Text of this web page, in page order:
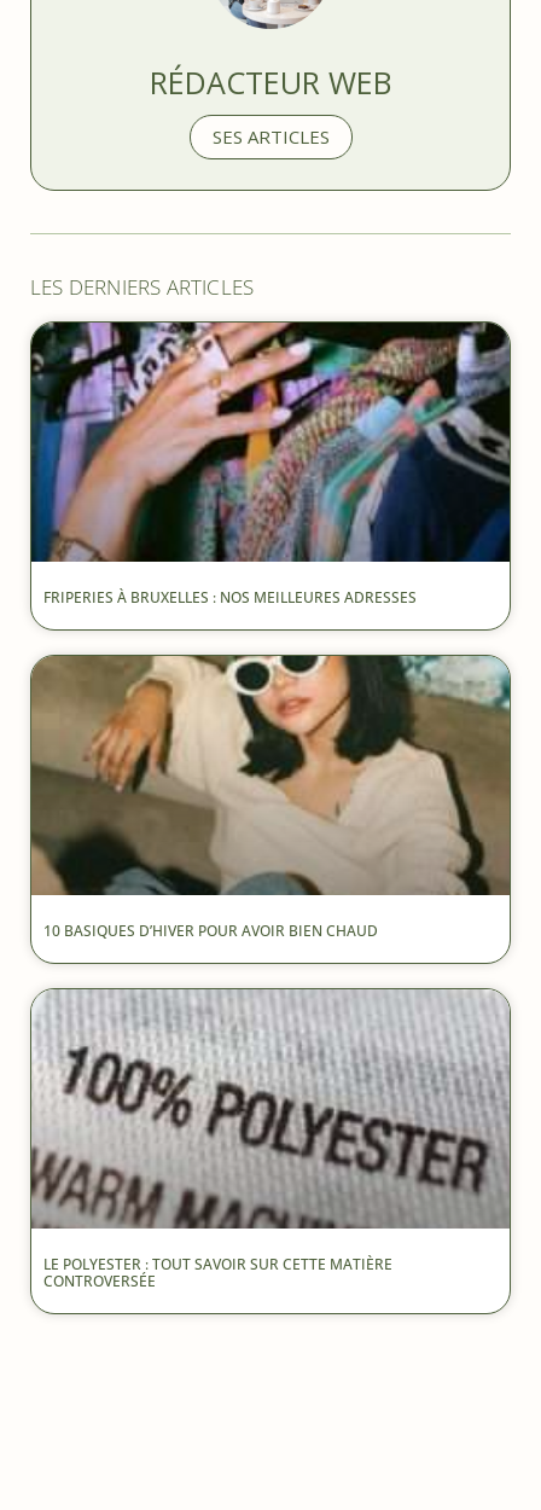
RÉDACTEUR WEB
SES ARTICLES
LES DERNIERS ARTICLES
FRIPERIES À BRUXELLES : NOS MEILLEURES ADRESSES
10 BASIQUES D’HIVER POUR AVOIR BIEN CHAUD
LE POLYESTER : TOUT SAVOIR SUR CETTE MATIÈRE
CONTROVERSÉE